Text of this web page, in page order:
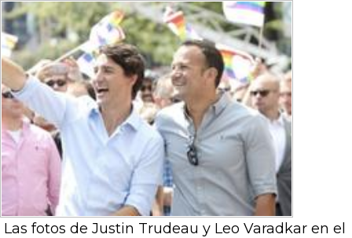
Las fotos de Justin Trudeau y Leo Varadkar en el